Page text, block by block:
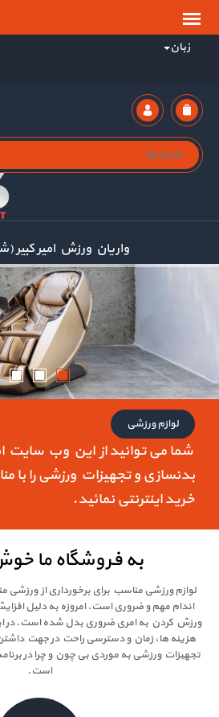
زبان
واریان ورزش امیر کبیر
لوازم ورزشی
شما می توانید از این وب سایت
بدنسازی و تجهیزات ورزشی را
خرید اینترنتی نمائید.
به فروشگاه ما
لوازم ورزشی مناسب برای برخورداری از ورزشی
اندام مهم و ضروری است. امروزه به دلیل
ورزش کردن به امری ضروری بدل شده است. در
هزینه ها، زمان و دسترسی راحت در جهت
تجهیزات ورزشی به موردی بی چون و چرا در
است.